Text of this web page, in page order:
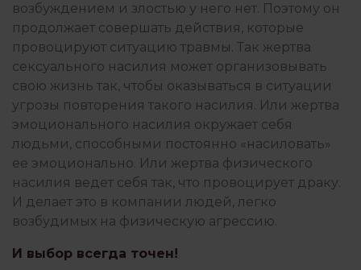
возбуждением и злостью у него нет. Поэтому он
продолжает совершать действия, которые
провоцируют ситуацию травмы. Так жертва
сексуального насилия может организовывать
свою жизнь так, чтобы оказываться в ситуации
угрозы повторения такого насилия. Или жертва
эмоционального насилия окружает себя
людьми, способными постоянно «насиловать»
ее эмоционально. Или жертва физического
насилия ведет себя так, что провоцирует драку.
И делает это в компании людей, легко
возбудимых на физическую агрессию.
И выбор всегда точен!
СЕМЬЯ И ДЕТИ
СТРАХИ
ФИЛОСОФИЯ ИЗБЫТКА